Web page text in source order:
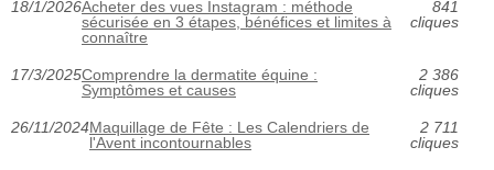
18/1/2026Acheter des vues Instagram : méthode
sécurisée en 3 étapes, bénéfices et limites à
connaître
841
cliques
17/3/2025Comprendre la dermatite équine :
Symptômes et causes
2 386
cliques
26/11/2024Maquillage de Fête : Les Calendriers de
l'Avent incontournables
2 711
cliques